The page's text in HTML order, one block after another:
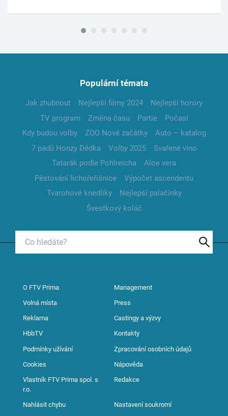
Populární témata
Jak zhubnout Nejlepší filmy 2024
Nejlepší horory
TV program
Změna času Partie
Počasí
Kdy budou volby
ZOO Nové začátky
Auto – katalog
7 pádů Honzy Dědka
Volby 2025
Svařené víno
Tatarák podle Pohlreicha
Aloe vera
Pěstování lichořeřišnice
Výpočet ascendentu
Tvarohové knedlíky
Nejlepší palačinky
Švestkový koláč
O FTV Prima Management
Volná místa Press
Reklama Castingy a výzvy
HbbTV Kontakty
Podmínky užívání Zpracování osobních údajů
Cookies Nápověda
Vlastník FTV Prima spol. s
r.o.
Redakce
Nahlásit chybu Nastavení soukromí